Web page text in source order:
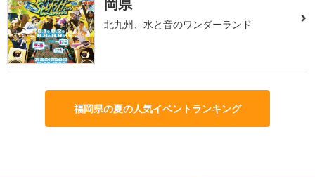
岡県
北九州、水と音のワンダーランド
福岡県の夏の人気イベントランキング